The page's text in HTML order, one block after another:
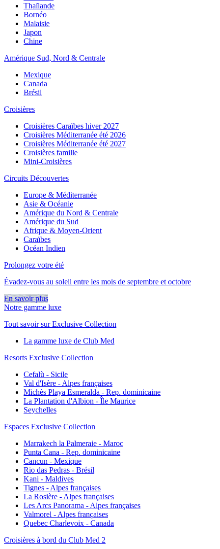
Thaïlande
Bornéo
Malaisie
Japon
Chine
Amérique Sud, Nord & Centrale
Mexique
Canada
Brésil
Croisières
Croisières Caraïbes hiver 2027
Croisières Méditerranée été 2026
Croisières Méditerranée été 2027
Croisières famille
Mini-Croisières
Circuits Découvertes
Europe & Méditerranée
Asie & Océanie
Amérique du Nord & Centrale
Amérique du Sud
Afrique & Moyen-Orient
Caraïbes
Océan Indien
Prolongez votre été
Évadez-vous au soleil entre les mois de septembre et octobre
En savoir plus
Notre gamme luxe
Tout savoir sur Exclusive Collection
La gamme luxe de Club Med
Resorts Exclusive Collection
Cefalù - Sicile
Val d'Isère - Alpes françaises
Michès Playa Esmeralda - Rep. dominicaine
La Plantation d'Albion - Île Maurice
Seychelles
Espaces Exclusive Collection
Marrakech la Palmeraie - Maroc
Punta Cana - Rep. dominicaine
Cancun - Mexique
Rio das Pedras - Brésil
Kani - Maldives
Tignes - Alpes françaises
La Rosière - Alpes françaises
Les Arcs Panorama - Alpes françaises
Valmorel - Alpes françaises
Quebec Charlevoix - Canada
Croisières à bord du Club Med 2